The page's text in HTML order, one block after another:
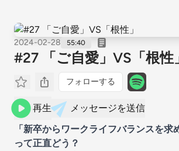
2024-02-28 55:40
#27 「ご自愛」VS「根性
フォローする
再生
メッセージを送信
「新卒からワークライフバランスを求
って正直どう？